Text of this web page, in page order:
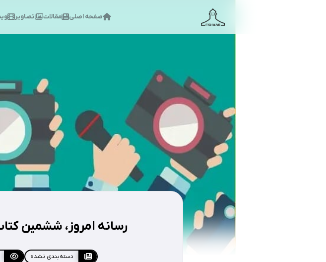
صفحه اصلی مقالات تصاویر
رسانه امروز، ششمین
دسته‌بندی نشده